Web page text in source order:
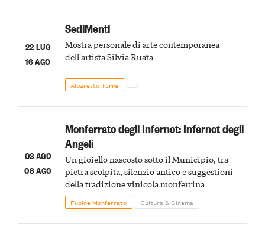
22 LUG
16 AGO
SediMenti
Mostra personale di arte contemporanea
dell'artista Silvia Ruata
Albaretto Torre
03 AGO
08 AGO
Monferrato degli Infernot: Infernot degli
Angeli
Un gioiello nascosto sotto il Municipio, tra
pietra scolpita, silenzio antico e suggestioni
della tradizione vinicola monferrina
Fubine Monferrato Cultura & Cinema